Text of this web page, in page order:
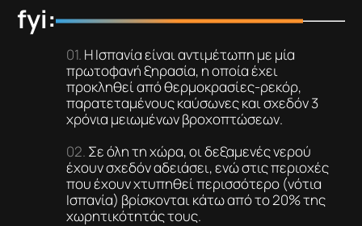
fyi:
Η Ισπανία είναι αντιμέτωπη με μία
πρωτοφανή ξηρασία, η οποία έχει
προκληθεί από θερμοκρασίες-ρεκόρ,
παρατεταμένους καύσωνες και σχεδόν 3
χρόνια μειωμένων βροχοπτώσεων.
Σε όλη τη χώρα, οι δεξαμενές νερού
έχουν σχεδόν αδειάσει, ενώ στις περιοχές
που έχουν χτυπηθεί περισσότερο (νότια
Ισπανία) βρίσκονται κάτω από το 20% της
χωρητικότητάς τους.